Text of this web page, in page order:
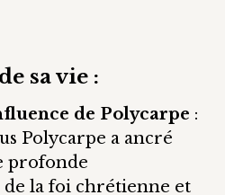
sa vie :
de Polycarpe :
Polycarpe a ancré
profonde
la foi chrétienne et